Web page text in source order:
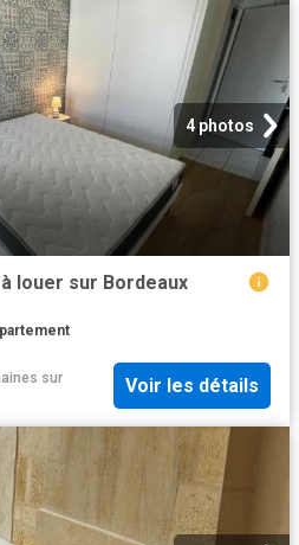
4 photos
louer sur Bordeaux
sur
Voir les détails